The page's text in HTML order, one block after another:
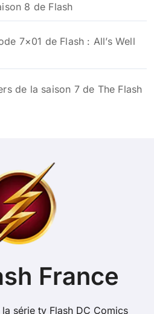
8 de Flash
7×01 de Flash : All’s Well
de la saison 7 de The Flash
France
série tv Flash DC Comics